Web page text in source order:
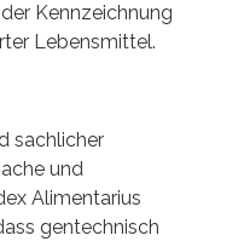
Kennzeichnung
Lebensmittel.
sachlicher
und
Alimentarius
gentechnisch